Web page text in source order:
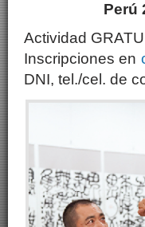
Perú
Actividad
Inscripciones en
DNI, tel./cel. de